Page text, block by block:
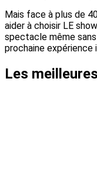
Mais face à plus de
aider à choisir LE
spectacle même
prochaine expérience
Les